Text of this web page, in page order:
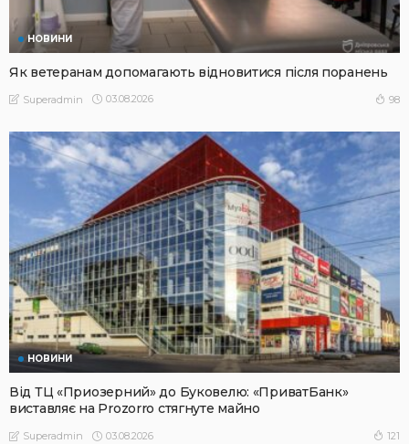
НОВИНИ
Як ветеранам допомагають відновитися після поранень
Superadmin 03.08.2026 98
НОВИНИ
Від ТЦ «Приозерний» до Буковелю: «ПриватБанк»
виставляє на Prozorro стягнуте майно
Superadmin 03.08.2026 121